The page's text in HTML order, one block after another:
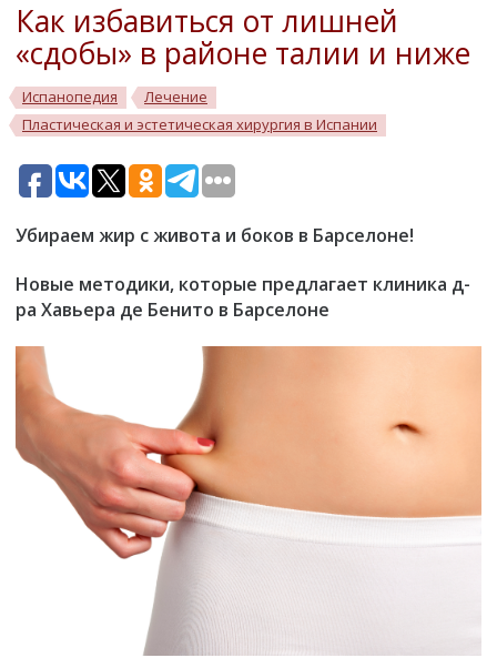
Как избавиться от лишней
«сдобы» в районе талии и ниже
Испанопедия
Лечение
Пластическая и эстетическая хирургия в Испании
Убираем жир с живота и боков в Барселоне!
Новые методики, которые предлагает клиника д-
ра Хавьера де Бенито в Барселоне